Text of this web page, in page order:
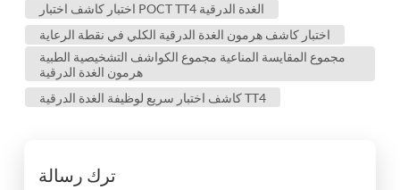
اختبار كاشف اختبار POCT TT4 الغدة الدرقية
اختبار كاشف هرمون الغدة الدرقية الكلي في نقطة الرعاية
مجموع المقايسة المناعية مجموع الكواشف التشخيصية الطبية
هرمون الغدة الدرقية
كاشف اختبار سريع لوظيفة الغدة الدرقية TT4
ترك رسالة